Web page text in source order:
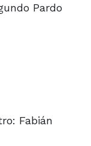
Pardo
Fabián